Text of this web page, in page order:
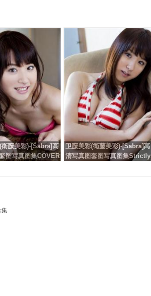
衛藤美彩)-[Sabra]高
图写真图集COVER
卫藤美彩(衛藤美彩)-[Sabra]高
清写真图套图写真图集Strictly
集